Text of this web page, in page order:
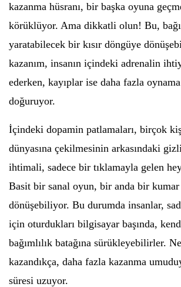
kazanma hüsranı, bir başka oyuna
körüklüyor. Ama dikkatli olun! Bu,
yaratabilecek bir kısır döngüye
kazanım, insanın içindeki adrenalin
ederken, kayıplar ise daha fazla
doğuruyor.
İçindeki dopamin patlamaları, birçok
dünyasına çekilmesinin arkasındaki
ihtimali, sadece bir tıklamayla gelen
Basit bir sanal oyun, bir anda bir
dönüşebiliyor. Bu durumda insanlar,
için oturdukları bilgisayar başında,
bağımlılık batağına sürükleyebilirler.
kazandıkça, daha fazla kazanma
süresi uzuyor.